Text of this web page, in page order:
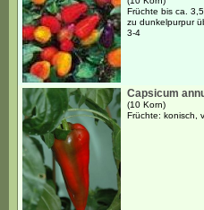
Früchte bis ca.
zu dunkelpurpur
3-4
Capsicum
(10 Korn)
Früchte: konisch,